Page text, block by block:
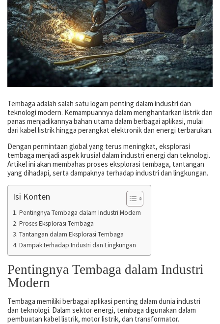
Tembaga adalah salah satu logam penting dalam industri dan
teknologi modern. Kemampuannya dalam menghantarkan listrik dan
panas menjadikannya bahan utama dalam berbagai aplikasi, mulai
dari kabel listrik hingga perangkat elektronik dan energi terbarukan.
Dengan permintaan global yang terus meningkat, eksplorasi
tembaga menjadi aspek krusial dalam industri energi dan teknologi.
Artikel ini akan membahas proses eksplorasi tembaga, tantangan
yang dihadapi, serta dampaknya terhadap industri dan lingkungan.
Isi Konten
Pentingnya Tembaga dalam Industri Modern
Proses Eksplorasi Tembaga
Tantangan dalam Eksplorasi Tembaga
Dampak terhadap Industri dan Lingkungan
Pentingnya Tembaga dalam Industri
Modern
Tembaga memiliki berbagai aplikasi penting dalam dunia industri
dan teknologi. Dalam sektor energi, tembaga digunakan dalam
pembuatan kabel listrik, motor listrik, dan transformator.